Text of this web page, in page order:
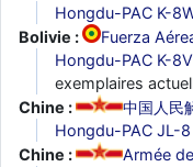
Hongdu-PAC K-
Bolivie :
Fuerza
Hongdu-PAC K-
exemplaires
Chine :
中国人民
Hongdu-PAC JL-8
Chine :
Armée